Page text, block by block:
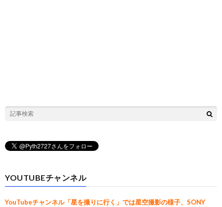
YOUTUBEチャンネル
YouTubeチャンネル「星を撮りに行く」では星空撮影の様子、SONY